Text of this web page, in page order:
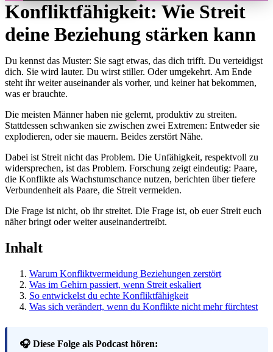
Konfliktfähigkeit: Wie Streit
deine Beziehung stärken kann
Du kennst das Muster: Sie sagt etwas, das dich trifft. Du verteidigst
dich. Sie wird lauter. Du wirst stiller. Oder umgekehrt. Am Ende
steht ihr weiter auseinander als vorher, und keiner hat bekommen,
was er brauchte.
Die meisten Männer haben nie gelernt, produktiv zu streiten.
Stattdessen schwanken sie zwischen zwei Extremen: Entweder sie
explodieren, oder sie mauern. Beides zerstört Nähe.
Dabei ist Streit nicht das Problem. Die Unfähigkeit, respektvoll zu
widersprechen, ist das Problem. Forschung zeigt eindeutig: Paare,
die Konflikte als Wachstumschance nutzen, berichten über tiefere
Verbundenheit als Paare, die Streit vermeiden.
Die Frage ist nicht, ob ihr streitet. Die Frage ist, ob euer Streit euch
näher bringt oder weiter auseinandertreibt.
Inhalt
Warum Konfliktvermeidung Beziehungen zerstört
Was im Gehirn passiert, wenn Streit eskaliert
So entwickelst du echte Konfliktfähigkeit
Was sich verändert, wenn du Konflikte nicht mehr fürchtest
🎧 Diese Folge als Podcast hören: